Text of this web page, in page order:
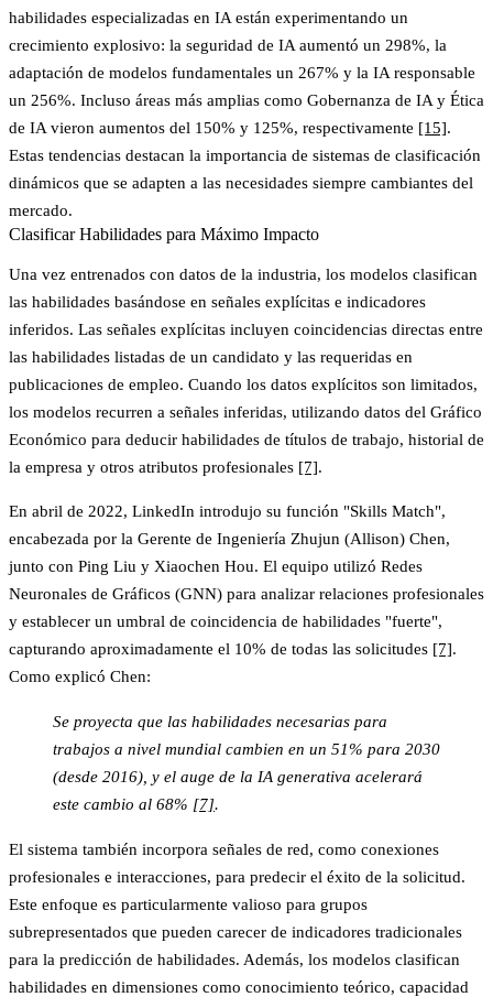
habilidades especializadas en IA están experimentando un
crecimiento explosivo: la seguridad de IA aumentó un 298%, la
adaptación de modelos fundamentales un 267% y la IA responsable
un 256%. Incluso áreas más amplias como Gobernanza de IA y Ética
de IA vieron aumentos del 150% y 125%, respectivamente [15].
Estas tendencias destacan la importancia de sistemas de clasificación
dinámicos que se adapten a las necesidades siempre cambiantes del
mercado.
Clasificar Habilidades para Máximo Impacto
Una vez entrenados con datos de la industria, los modelos clasifican
las habilidades basándose en señales explícitas e indicadores
inferidos. Las señales explícitas incluyen coincidencias directas entre
las habilidades listadas de un candidato y las requeridas en
publicaciones de empleo. Cuando los datos explícitos son limitados,
los modelos recurren a señales inferidas, utilizando datos del Gráfico
Económico para deducir habilidades de títulos de trabajo, historial de
la empresa y otros atributos profesionales [7].
En abril de 2022, LinkedIn introdujo su función "Skills Match",
encabezada por la Gerente de Ingeniería Zhujun (Allison) Chen,
junto con Ping Liu y Xiaochen Hou. El equipo utilizó Redes
Neuronales de Gráficos (GNN) para analizar relaciones profesionales
y establecer un umbral de coincidencia de habilidades "fuerte",
capturando aproximadamente el 10% de todas las solicitudes [7].
Como explicó Chen:
Se proyecta que las habilidades necesarias para
trabajos a nivel mundial cambien en un 51% para 2030
(desde 2016), y el auge de la IA generativa acelerará
este cambio al 68% [7].
El sistema también incorpora señales de red, como conexiones
profesionales e interacciones, para predecir el éxito de la solicitud.
Este enfoque es particularmente valioso para grupos
subrepresentados que pueden carecer de indicadores tradicionales
para la predicción de habilidades. Además, los modelos clasifican
habilidades en dimensiones como conocimiento teórico, capacidad